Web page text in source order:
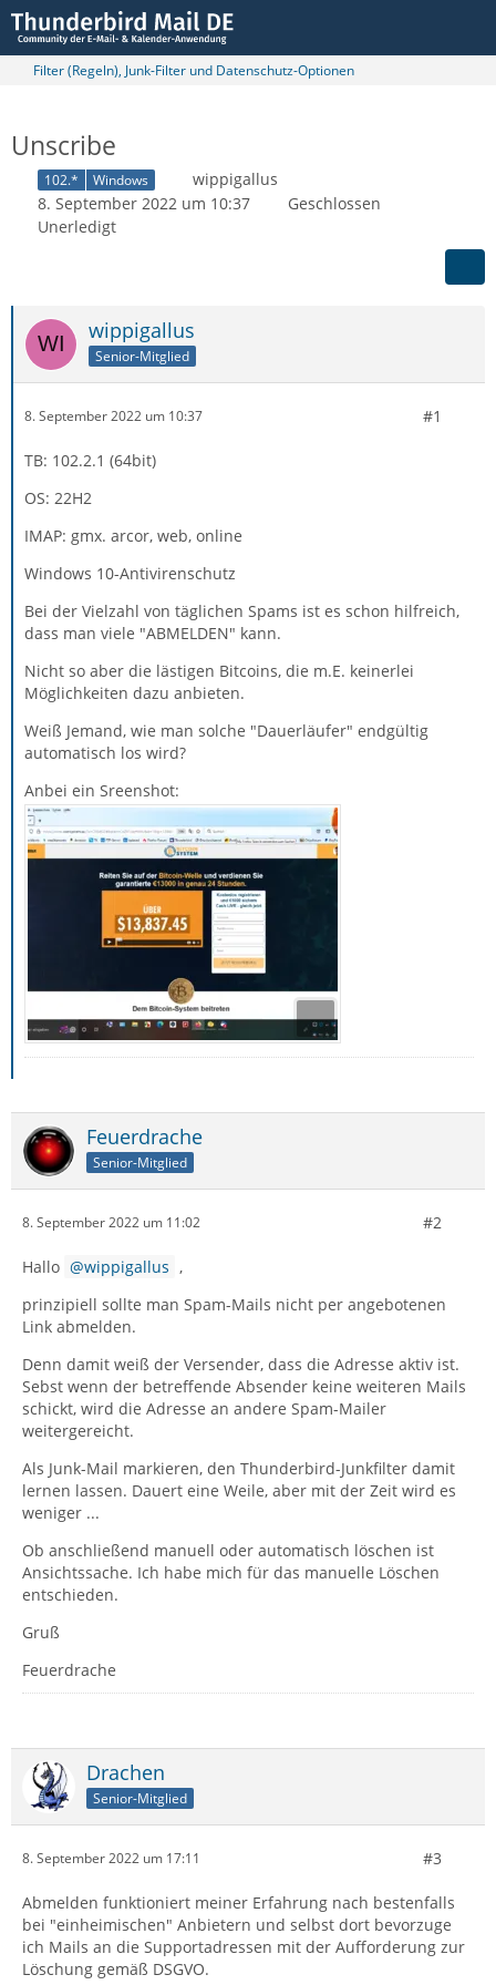
Filter (Regeln), Junk-Filter und Datenschutz-Optionen
Unscribe
102.* Windows
wippigallus
8. September 2022 um 10:37
Geschlossen
Unerledigt
wippigallus
Senior-Mitglied
8. September 2022 um 10:37 #1
TB: 102.2.1 (64bit)
OS: 22H2
IMAP: gmx. arcor, web, online
Windows 10-Antivirenschutz
Bei der Vielzahl von täglichen Spams ist es schon hilfreich,
dass man viele "ABMELDEN" kann.
Nicht so aber die lästigen Bitcoins, die m.E. keinerlei
Möglichkeiten dazu anbieten.
Weiß Jemand, wie man solche "Dauerläufer" endgültig
automatisch los wird?
Anbei ein Sreenshot:
Feuerdrache
Senior-Mitglied
8. September 2022 um 11:02 #2
Hallo wippigallus ,
prinzipiell sollte man Spam-Mails nicht per angebotenen
Link abmelden.
Denn damit weiß der Versender, dass die Adresse aktiv ist.
Sebst wenn der betreffende Absender keine weiteren Mails
schickt, wird die Adresse an andere Spam-Mailer
weitergereicht.
Als Junk-Mail markieren, den Thunderbird-Junkfilter damit
lernen lassen. Dauert eine Weile, aber mit der Zeit wird es
weniger ...
Ob anschließend manuell oder automatisch löschen ist
Ansichtssache. Ich habe mich für das manuelle Löschen
entschieden.
Gruß
Feuerdrache
Drachen
Senior-Mitglied
8. September 2022 um 17:11 #3
Abmelden funktioniert meiner Erfahrung nach bestenfalls
bei "einheimischen" Anbietern und selbst dort bevorzuge
ich Mails an die Supportadressen mit der Aufforderung zur
Löschung gemäß DSGVO.